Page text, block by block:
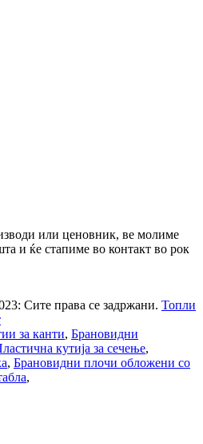
или ценовник, ве молиме
и ќе стапиме во контакт во рок
Сите права се задржани. Топли
за канти, Брановидни
кутија за сечење,
, Брановидни плочи обложени со
,